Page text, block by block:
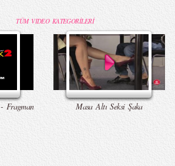
TÜM VIDEO KATEGORİLERİ
Fragman Masa Altı Seksi Şaka